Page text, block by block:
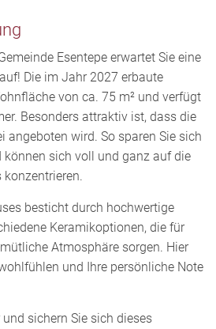
Esentepe erwartet Sie eine
Die im Jahr 2027 erbaute
von ca. 75 m² und verfügt
Besonders attraktiv ist, dass die
angeboten wird. So sparen Sie sich
sich voll und ganz auf die
besticht durch hochwertige
Keramikoptionen, die für
Atmosphäre sorgen. Hier
und Ihre persönliche Note
sichern Sie sich dieses